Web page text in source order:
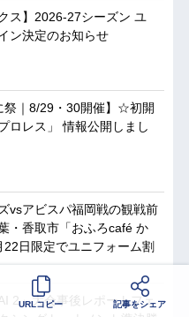
ス】2026-27シーズン ユ
ン決定のお知らせ
祭｜8/29・30開催】☆初開
ロレス」 情報公開しまし
vsアビスパ福岡戦の観戦前
・香取市「おふろcafé か
22日限定でユニフォーム割
2」大会事後レポートフェ
URLコピー 記事をシェア